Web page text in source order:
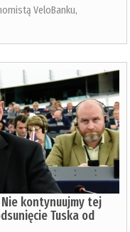
VeloBanku,
kontynuujmy tej
Tuska od